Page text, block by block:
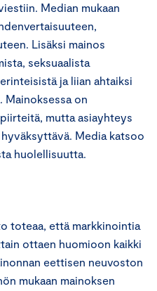
Median mukaan
Lisäksi mainos
seksuaalista
ja liian ahtaiksi
on
mutta asiayhteys
Media katsoo
huolellisuutta.
toteaa, että markkinointia
ottaen huomioon kaikki
eettisen neuvoston
mukaan mainoksen